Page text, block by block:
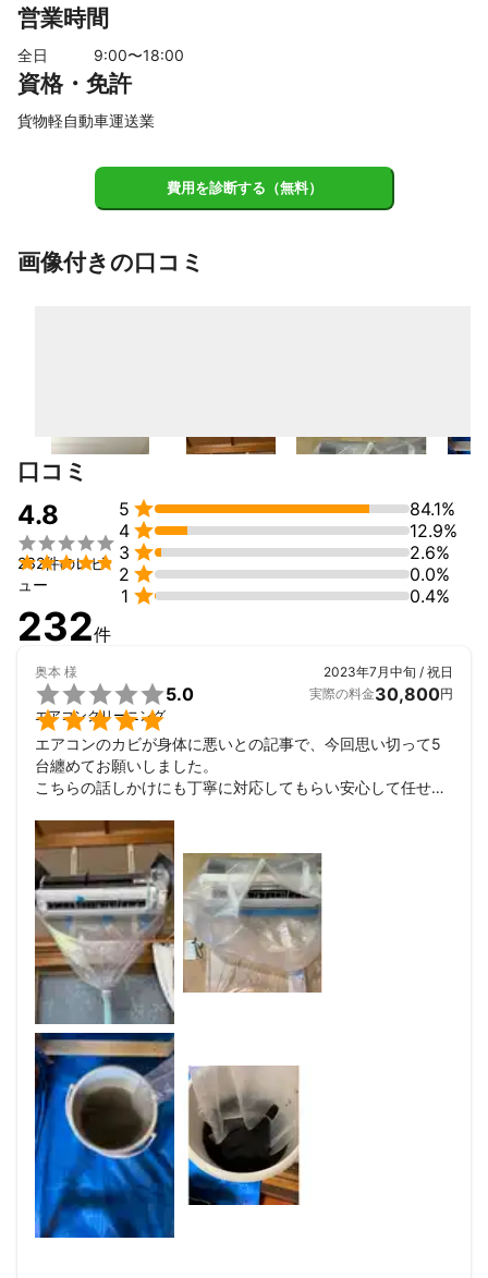
また当店では、「ペットにもお子さまにも優しいおそうじ」を大
創業当初から医療機関のお客さまのご依頼が多く、健康や衛生に
対する意識が非常に高いのが特徴です。
はなく、高い技術でひとつひとつ丁寧に汚れを取り除いていきま
結果として、身体にも優しく、素材にも環境にも優しいおそうじ
が提供できています。
グ、排水管高圧洗浄をはじめ、店舗やオフィス、病院施設、ビル
など幅広く専門性を生かして安心のサービスをご提供いたしま
健康を気にされている方はもちろん、本格的なおそうじを選びた
い方や徹底的に洗浄をして欲しい方はぜひご依頼をお待ちしてお
ります。
これまでの実績
総合病院・クリニック・福祉施設の清掃コンサルタント
家電量販店や引越し会社等の有名店のサービス提供や研修講師を
担当
アピールポイント
店長自身も3歳の子どもがいるパパで、親の気持ちがよくわかりま
す。
元々は家電メーカー出身の話しやすい店長がお伺いさせていただ
きます。
営業時間
全日 9:00〜18:00
資格・免許
貨物軽自動車運送業
費用を診断する（無料）
画像付きの口コミ
口コミ
4.8


232件のレビ
ュー
5 
84.1%
4 
12.9%
3 
2.6%
2 
0.0%
1  0.4%
232件
奥本 様


5.0
エアコンクリーニング
2023年7月中旬 / 祝日
実際の料金30,800円
エアコンのカビが身体に悪いとの記事で、今回思い切って5
台纏めてお願いしました。
こちらの話しかけにも丁寧に対応してもらい安心して任せる
元々、大手に勤めてらした経験からか、手際もよくピカピカ
に仕上げてくださいました。信頼できる業者さんで良かった
です。
気持ちよく夏が越せます。本当にありがとうございました。